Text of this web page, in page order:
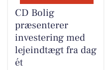
CD Bolig
præsenterer
investering med
lejeindtægt fra dag
ét